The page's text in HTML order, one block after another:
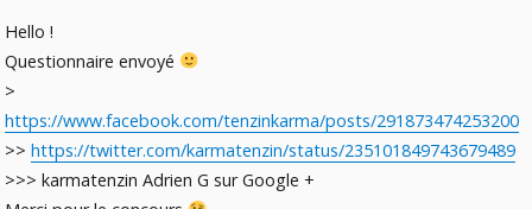
Hello !
Questionnaire envoyé
>
https://www.facebook.com/tenzinkarma/posts/291873474253200
>>https://twitter.com/karmatenzin/status/235101849743679489
>>> karmatenzin Adrien G sur Google +